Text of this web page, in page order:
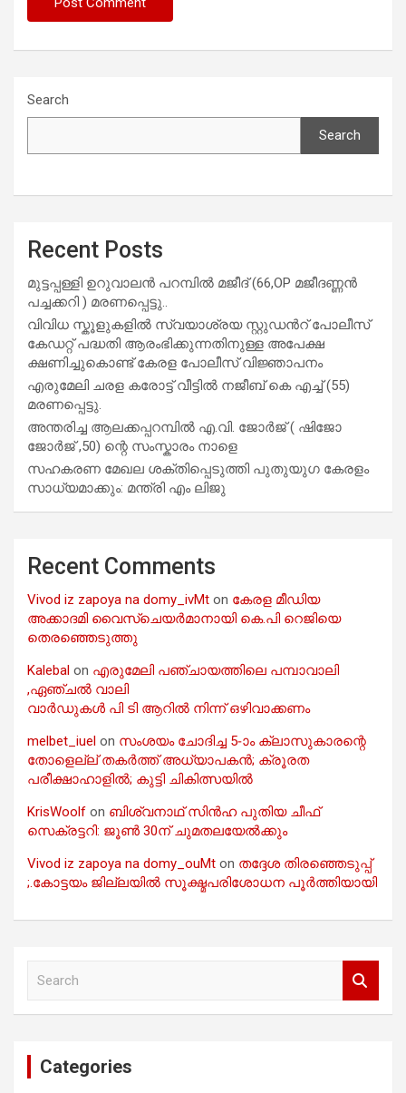
Search
Search
Recent Posts
മുട്ടപ്പള്ളി ഉറുവാലൻ പറമ്പിൽ മജീദ് (66,OP മജീദണ്ണൻ
പച്ചക്കറി ) മരണപ്പെട്ടു..
വിവിധ സ്കൂളുകളില്‍ സ്വയാശ്രയ സ്റ്റുഡന്‍റ് പോലീസ്
കേഡറ്റ് പദ്ധതി ആരംഭിക്കുന്നതിനുള്ള അപേക്ഷ
ക്ഷണിച്ചുകൊണ്ട് കേരള പോലീസ് വിജ്ഞാപനം
എരുമേലി ചരള കരോട്ട് വീട്ടിൽ നജീബ് കെ എച്ച് (55)
മരണപ്പെട്ടു.
അന്തരിച്ച ആ​ല​ക്ക​പ്പ​റമ്പിൽ​ എ.​വി. ജോ​ർ​ജ് ( ഷിജോ
ജോർജ് ,50) ന്റെ സംസ്കാരം നാളെ
സഹകരണ മേഖല ശക്തിപ്പെടുത്തി പുതുയുഗ കേരളം
സാധ്യമാക്കും: മന്ത്രി എം ലിജു
Recent Comments
Vivod iz zapoya na domy_ivMt on കേരള മീഡിയ
അക്കാദമി വൈസ്ചെയർമാനായി കെ.പി റെജിയെ
തെരഞ്ഞെടുത്തു
Kalebal on എരുമേലി പഞ്ചായത്തിലെ പമ്പാവാലി
,ഏഞ്ചൽ വാലി
വാർഡുകൾ പി ടി ആറിൽ നിന്ന് ഒഴിവാക്കണം
melbet_iuel on സംശയം ചോദിച്ച 5-ാം ക്ലാസുകാരന്റെ
തോളെല്ല് തകർത്ത് അധ്യാപകൻ; ക്രൂരത
പരീക്ഷാഹാളിൽ; കുട്ടി ചികിത്സയിൽ
KrisWoolf on ബിശ്വനാഥ് സിൻഹ പുതിയ ചീഫ്
സെക്രട്ടറി: ജൂൺ 30ന് ചുമതലയേൽക്കും
Vivod iz zapoya na domy_ouMt on തദ്ദേശ തിരഞ്ഞെടുപ്പ്
;.കോട്ടയം ജില്ലയിൽ സൂക്ഷ്മപരിശോധന പൂർത്തിയായി
Categories